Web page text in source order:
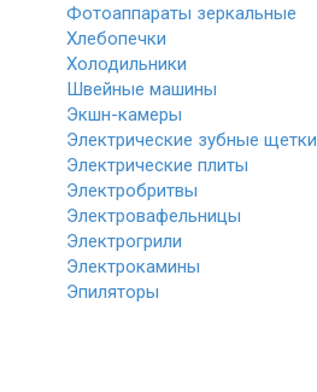
Фотоаппараты зеркальные
Хлебопечки
Холодильники
Швейные машины
Экшн-камеры
Электрические зубные щетки
Электрические плиты
Электробритвы
Электровафельницы
Электрогрили
Электрокамины
Эпиляторы